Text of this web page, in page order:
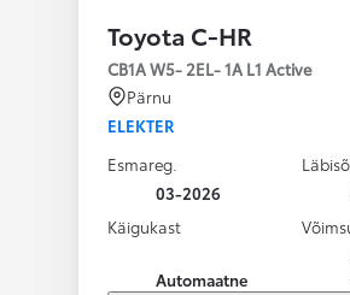
Toyota C-HR
CB1A W5- 2EL- 1A L1 Active
Pärnu
ELEKTER
Esmareg.
03-2026
Käigukast
Automaatne